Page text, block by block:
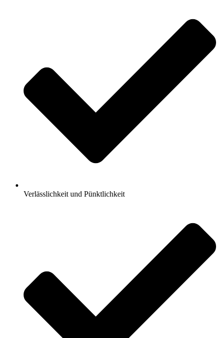
Verlässlichkeit und Pünktlichkeit